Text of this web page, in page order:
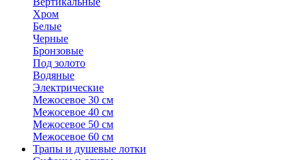
Хром
Белые
Черные
Бронзовые
Под золото
Водяные
Электрические
Межосевое 30 см
Межосевое 40 см
Межосевое 50 см
Межосевое 60 см
Трапы и душевые лотки